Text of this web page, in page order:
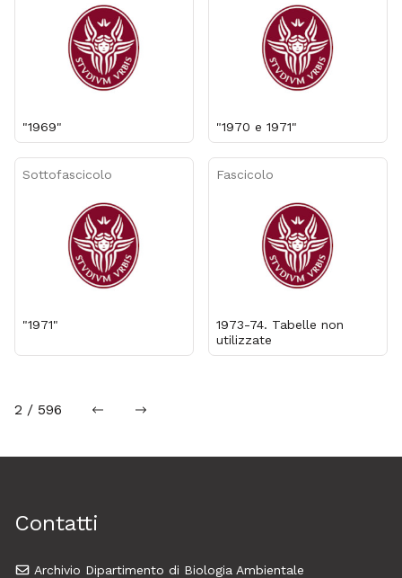
"1969" "1970 e 1971"
Sottofascicolo
"1971"
Fascicolo
1973-74. Tabelle non
utilizzate
2 / 596 precedentesuccessiva
Contatti
Archivio Dipartimento di Biologia Ambientale